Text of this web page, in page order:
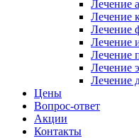
Лечение
Лечение
Лечение
Лечение
Лечение
Лечение
Лечение
Цены
Вопрос-ответ
Акции
Контакты